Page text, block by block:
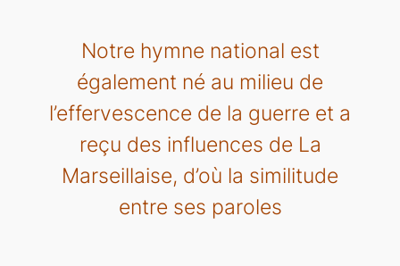
Notre hymne national est
également né au milieu de
l’effervescence de la guerre et a
reçu des influences de La
Marseillaise, d’où la similitude
entre ses paroles